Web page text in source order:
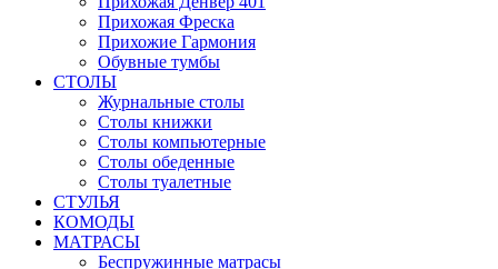
Прихожая Фреска
Прихожие Гармония
Обувные тумбы
СТОЛЫ
Журнальные столы
Столы книжки
Столы компьютерные
Столы обеденные
Столы туалетные
СТУЛЬЯ
КОМОДЫ
МАТРАСЫ
Беспружинные матрасы